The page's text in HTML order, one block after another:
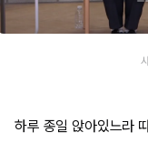
하루 종일 앉아있느라